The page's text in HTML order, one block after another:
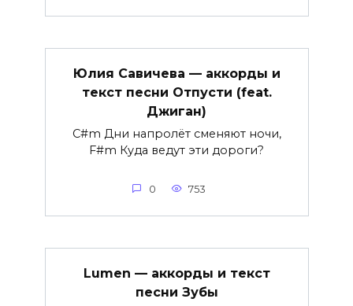
Юлия Савичева — аккорды и
текст песни Отпусти (feat.
Джиган)
C#m Дни напролёт сменяют ночи,
F#m Куда ведут эти дороги?
0 753
Lumen — аккорды и текст
песни Зубы